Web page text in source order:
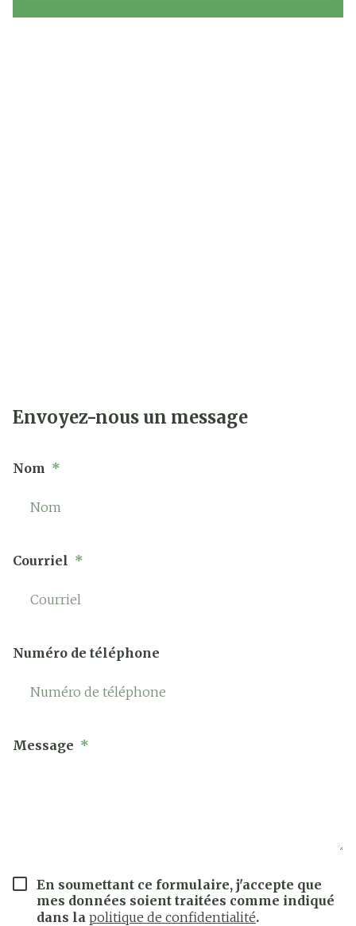
Envoyez-nous un message
Nom
Courriel
Numéro de téléphone
Message
En soumettant ce formulaire, j'accepte que
mes données soient traitées comme indiqué
dans la politique de confidentialité.